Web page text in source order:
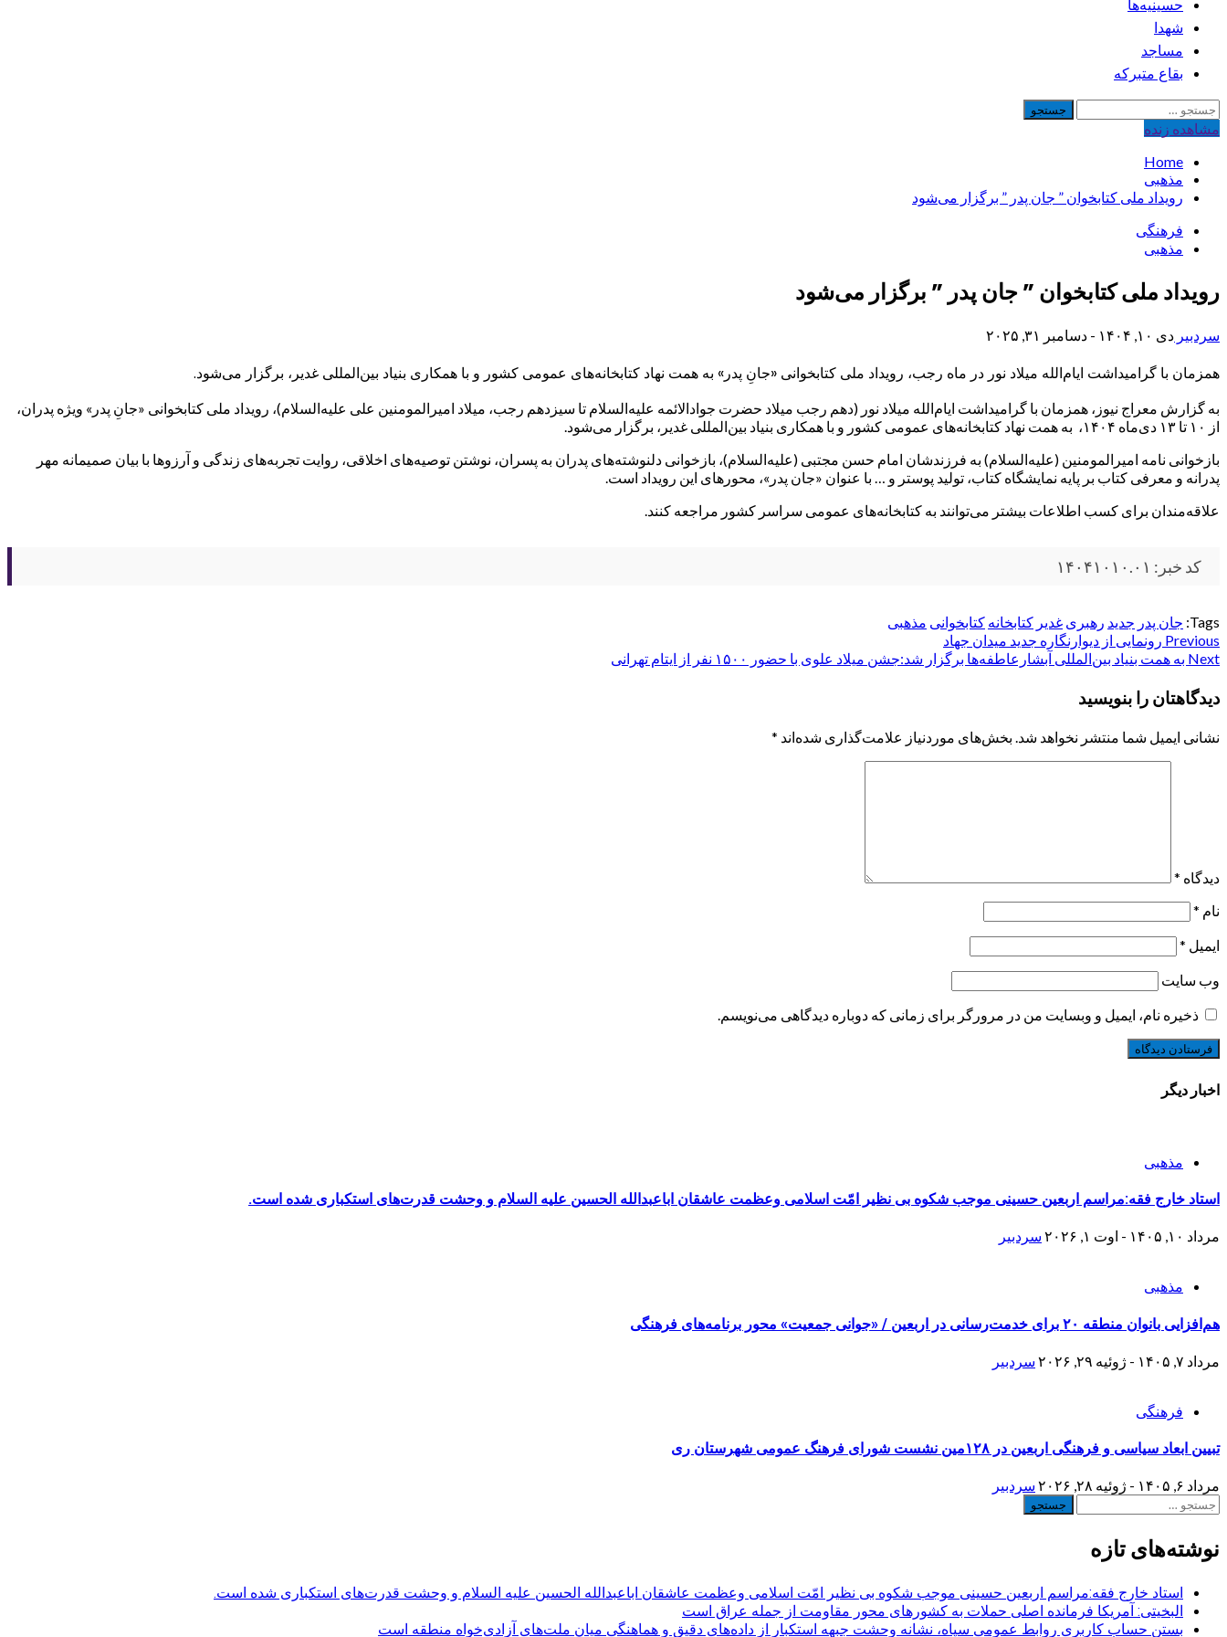
حسینیه‌ها
شهدا
مساجد
بقاع متبرکه
جستجو
برای:
مشاهده‌ زنده
Home
مذهبی
رویداد ملی کتابخوان ” جان پدر ” برگزار می‌شود
فرهنگی
مذهبی
رویداد ملی کتابخوان ” جان پدر ” برگزار می‌شود
سردبیر دی ۱۰, ۱۴۰۴ - دسامبر ۳۱, ۲۰۲۵
​همزمان با گرامیداشت ایام‌الله میلاد نور در ماه رجب، رویداد ملی کتابخوانی «جانِ پدر» به همت نهاد کتابخانه‌های عمومی کشور و با همکاری بنیاد بین‌المللی غدیر، برگزار می‌شود.
به گزارش معراج نیوز، همزمان با گرامیداشت ایام‌الله میلاد نور (دهم رجب میلاد حضرت جوادالائمه علیه‌السلام تا سیزدهم رجب، میلاد امیرالمومنین علی علیه‌السلام)، رویداد ملی کتابخوانی «جانِ پدر» ویژه پدران،
از ۱۰ تا ۱۳ دی‌ماه ۱۴۰۴، به همت نهاد کتابخانه‌های عمومی کشور و با همکاری بنیاد بین‌المللی غدیر، برگزار می‌شود.
بازخوانی نامه امیرالمومنین (علیه‌السلام) به فرزندشان امام حسن مجتبی (علیه‌السلام)، بازخوانی دلنوشته‌های پدران به پسران، نوشتن توصیه‌های اخلاقی، روایت تجربه‌های زندگی و آرزوها با بیان صمیمانه مهر
پدرانه و معرفی کتاب بر پایه نمایشگاه کتاب، تولید پوستر و … با عنوان «جان پدر»، محورهای این رویداد است.
علاقه‌مندان برای کسب اطلاعات بیشتر می‌توانند به کتابخانه‌های عمومی سراسر کشور مراجعه کنند.
کد خبر: ۱۴۰۴۱۰۱۰.۰۱
Tags: جان پدر جدید رهبری غدیر کتابخانه کتابخوانی مذهبی
Post
navigation
Previous رونمایی از دیوارنگاره جدید میدان جهاد
Next به همت بنیاد بین‌المللی آبشارعاطفه‌ها برگزار شد:جشن میلاد علوی با حضور ۱۵۰۰ نفر از ایتام تهرانی
دیدگاهتان را بنویسید
نشانی ایمیل شما منتشر نخواهد شد. بخش‌های موردنیاز علامت‌گذاری شده‌اند *
دیدگاه *
نام *
ایمیل *
وب‌ سایت
ذخیره نام، ایمیل و وبسایت من در مرورگر برای زمانی که دوباره دیدگاهی می‌نویسم.
اخبار دیگر
مذهبی
استاد خارج فقه:مراسم اربعین حسینی موجب شکوه بی نظیر امّت اسلامی وعظمت عاشقان اباعبدالله الحسین علیه السلام و وحشت قدرت‌های استکباری شده است.
مرداد ۱۰, ۱۴۰۵ - اوت ۱, ۲۰۲۶ سردبیر
مذهبی
هم‌افزایی بانوان منطقه ۲۰ برای خدمت‌رسانی در اربعین / «جوانی جمعیت» محور برنامه‌های فرهنگی
مرداد ۷, ۱۴۰۵ - ژوئیه ۲۹, ۲۰۲۶ سردبیر
فرهنگی
تبیین ابعاد سیاسی و فرهنگی اربعین در ۱۲۸مین نشست شورای فرهنگ عمومی شهرستان ری
مرداد ۶, ۱۴۰۵ - ژوئیه ۲۸, ۲۰۲۶
سردبیر
جستجو
نوشته‌های تازه
استاد خارج فقه:مراسم اربعین حسینی موجب شکوه بی نظیر امّت اسلامی وعظمت عاشقان اباعبدالله الحسین علیه السلام و وحشت قدرت‌های استکباری شده است.
البخیتی: آمریکا فرمانده اصلی حملات به کشورهای محور مقاومت از جمله عراق است
بستن حساب کاربری روابط عمومی سپاه، نشانه‌ وحشت جبهه استکبار از داده‌های دقیق و هماهنگی میان ملت‌های آزادی‌خواه منطقه است